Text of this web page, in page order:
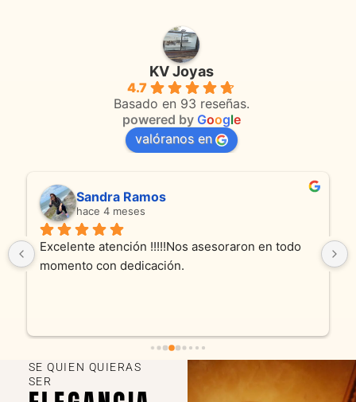
KV Joyas
4.7
Basado en 93 reseñas.
powered by Google
valóranos en
Sandra Ramos
hace 4 meses
Excelente atención !!!!!Nos asesoraron en todo
momento con dedicación.
SE QUIEN QUIERAS
SER